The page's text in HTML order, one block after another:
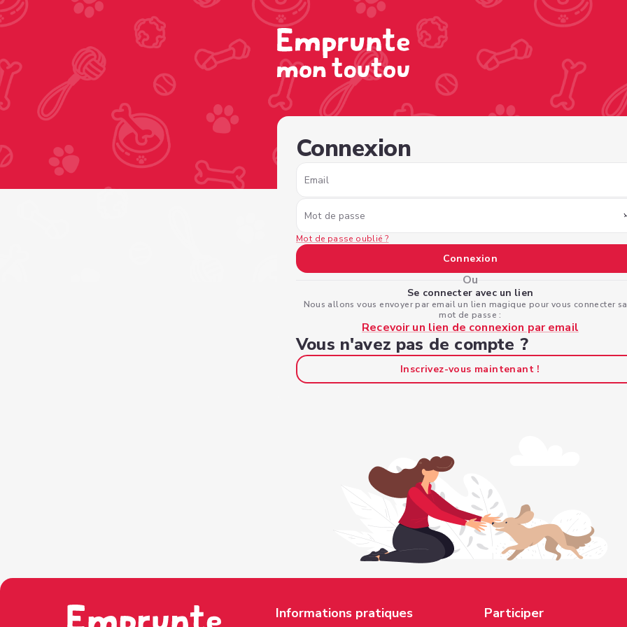
Connexion
Email
Mot de passe
Mot de passe oublié ?
Connexion
Ou
Se connecter avec un lien
Nous allons vous envoyer par email un lien magique pour vous connecter
mot de passe :
Recevoir un lien de connexion par email
Vous n'avez pas de compte ?
Inscrivez-vous maintenant !
Informations pratiques Participer
/sign-in?nextPage=%2Fview-profile%2F15beab47-7fc8-47bd-b492-f5cb8d981e9f